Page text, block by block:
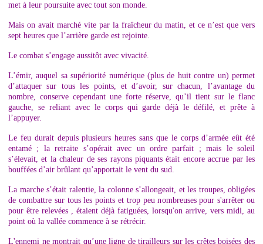
met à leur poursuite avec tout son monde.
Mais on avait marché vite par la fraîcheur du matin, et ce n’est que vers
sept heures que l’arrière garde est rejointe.
Le combat s’engage aussitôt avec vivacité.
L’émir, auquel sa supériorité numérique (plus de huit contre un) permet
d’attaquer sur tous les points, et d’avoir, sur chacun, l’avantage du
nombre, conserve cependant une forte réserve, qu’il tient sur le flanc
gauche, se reliant avec le corps qui garde déjà le défilé, et prête à
l’appuyer.
Le feu durait depuis plusieurs heures sans que le corps d’armée eût été
entamé ; la retraite s’opérait avec un ordre parfait ; mais le soleil
s’élevait, et la chaleur de ses rayons piquants était encore accrue par les
bouffées d’air brûlant qu’apportait le vent du sud.
La marche s’était ralentie, la colonne s’allongeait, et les troupes, obligées
de combattre sur tous les points et trop peu nombreuses pour s'arrêter ou
pour être relevées , étaient déjà fatiguées, lorsqu'on arrive, vers midi, au
point où la vallée commence à se rétrécir.
L'ennemi ne montrait qu’une ligne de tirailleurs sur les crêtes boisées des